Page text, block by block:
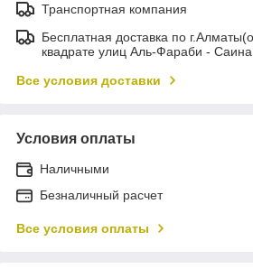
Транспортная компания
Бесплатная доставка по
квадрате улиц Аль-Фараби -
Все условия доставки
Условия оплаты
Наличными
Безналичный расчет
Все условия оплаты